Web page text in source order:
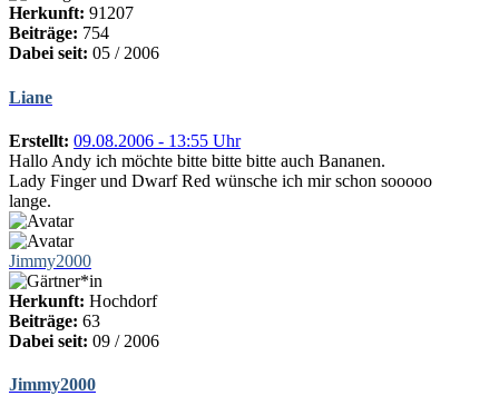
Herkunft: 91207
Beiträge: 754
Dabei seit: 05 / 2006
Liane
Erstellt: 09.08.2006 - 13:55 Uhr
Hallo Andy ich möchte bitte bitte bitte auch Bananen.
Lady Finger und Dwarf Red wünsche ich mir schon sooooo
lange.
Jimmy2000
Herkunft: Hochdorf
Beiträge: 63
Dabei seit: 09 / 2006
Jimmy2000